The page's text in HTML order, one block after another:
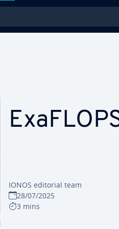
IONOS editorial team
28/07/2025
3 mins